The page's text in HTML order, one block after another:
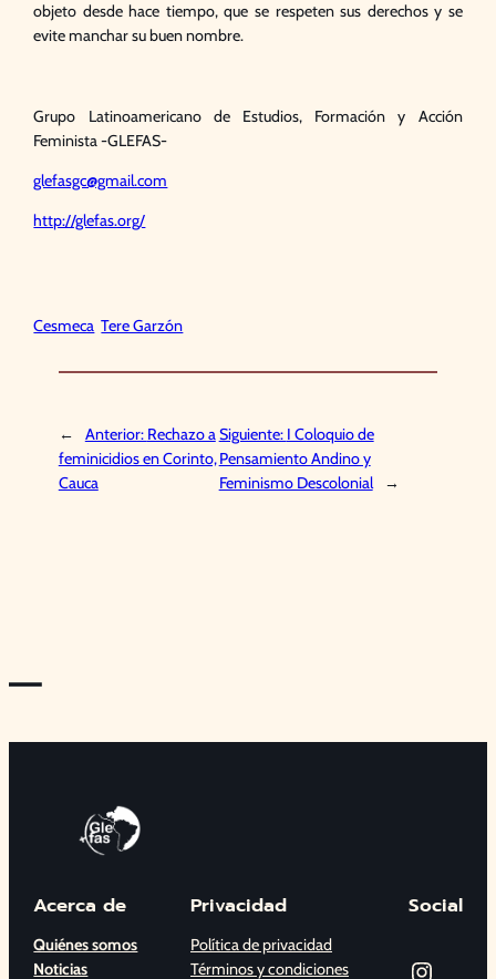
objeto desde hace tiempo, que se respeten sus derechos y se
evite manchar su buen nombre.
Grupo Latinoamericano de Estudios, Formación y Acción
Feminista -GLEFAS-
glefasgc@gmail.com
http://glefas.org/
Cesmeca Tere Garzón
← Anterior: Rechazo a
feminicidios en Corinto,
Cauca
Siguiente: I Coloquio de
Pensamiento Andino y
Feminismo Descolonial
→
—
Acerca de
Quiénes somos
Noticias
Privacidad
Política de privacidad
Términos y condiciones
Social
Instagram